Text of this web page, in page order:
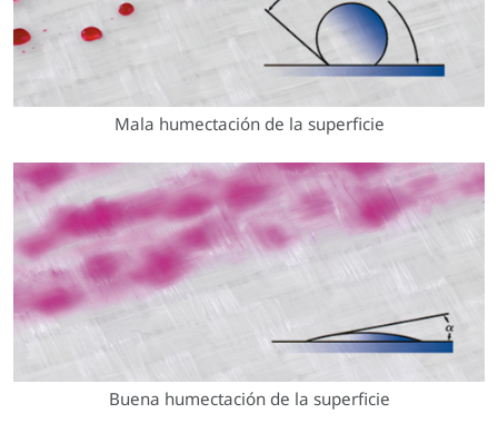
Mala humectación de la superficie
Buena humectación de la superficie